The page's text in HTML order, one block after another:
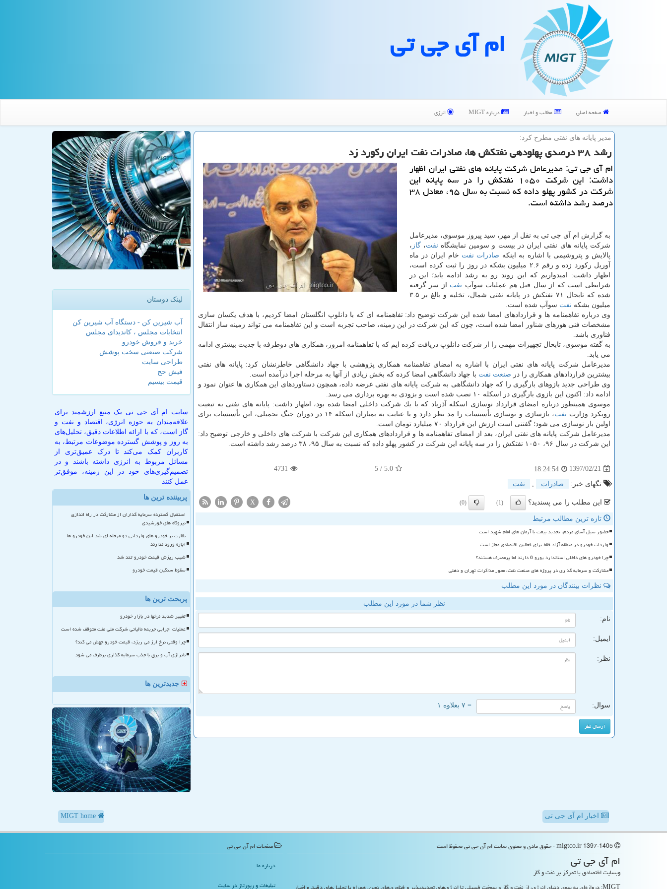
ام آی جی تی
صفحه اصلی مطالب و اخبار درباره MIGT انرژی
مدیر پایانه های نفتی مطرح كرد:
رشد ۳۸ درصدی پهلودهی نفتكش ها، صادرات نفت ایران ركورد زد
ام آی جی تی: مدیرعامل شركت پایانه های نفتی ایران اظهار
داشت: این شركت ۱۰۵۰ نفتكش را در سه پایانه این
شركت در كشور پهلو داده كه نسبت به سال ۹۵، معادل ۳۸
درصد رشد داشته است.
به گزارش ام آی جی تی به نقل از مهر، سید پیروز موسوی، مدیرعامل
شركت پایانه های نفتی ایران در بیست و سومین نمایشگاه نفت،گاز ،
پالایش و پتروشیمی با اشاره به اینكه صادرات نفت خام ایران در ماه
آوریل ركورد زده و رقم ۲.۶ میلیون بشكه در روز را ثبت كرده است،
اظهار داشت: امیدواریم كه این روند رو به رشد ادامه یابد؛ این در
شرایطی است كه از سال قبل هم عملیات سوآپ نفت از سر گرفته
شده كه تابحال ۷۱ نفتكش در پایانه نفتی شمال، تخلیه و بالغ بر ۳.۵
میلیون بشكه نفت سوآپ شده است.
وی درباره تفاهمنامه ها و قراردادهای امضا شده این شركت توضیح داد: تفاهمنامه ای كه با دانلوپ انگلستان امضا كردیم، با هدف یكسان سازی
مشخصات فنی هوزهای شناور امضا شده است، چون كه این شركت در این زمینه، صاحب تجربه است و این تفاهمنامه می تواند زمینه ساز انتقال
فناوری باشد.
به گفته موسوی، تابحال تجهیزات مهمی را از شركت دانلوپ دریافت كرده ایم كه با تفاهمنامه امروز، همكاری های دوطرفه با جدیت بیشتری ادامه
می یابد.
مدیرعامل شركت پایانه های نفتی ایران با اشاره به امضای تفاهمنامه همكاری پژوهشی با جهاد دانشگاهی خاطرنشان كرد: پایانه های نفتی
بیشترین قراردادهای همكاری را در صنعت نفت با جهاد دانشگاهی امضا كرده كه بخش زیادی از آنها به مرحله اجرا درآمده است.
وی طراحی جدید بازوهای بارگیری را كه جهاد دانشگاهی به شركت پایانه های نفتی عرضه داده، همچون دستاوردهای این همكاری ها عنوان نمود و
ادامه داد: اكنون این بازوی بارگیری در اسكله ۱۰ نصب شده است و بزودی به بهره برداری می رسد.
موسوی همینطور درباره امضای قرارداد نوسازی اسكله آذرپاد كه با یك شركت داخلی امضا شده بود، اظهار داشت: پایانه های نفتی به تبعیت
رویكرد وزارت نفت
، بازسازی و نوسازی تأسیسات را مد نظر دارد و با عنایت به بمباران اسكله ۱۴ در دوران جنگ تحمیلی، این تأسیسات برای
اولین بار نوسازی می شود؛ گفتنی است ارزش این قرارداد ۷۰ میلیارد تومان است.
مدیرعامل شركت پایانه های نفتی ایران، بعد از امضای تفاهمنامه ها و قراردادهای همكاری این شركت با شركت های داخلی و خارجی توضیح داد:
این شركت در سال ۹۶، ۱۰۵۰ نفتكش را در سه پایانه این شركت در كشور پهلو داده كه نسبت به سال ۹۵، ۳۸ درصد رشد داشته است.
1397/02/21
18:24:54
5.0
/ 5
4731
تگهای خبر: صادرات نفت
این مطلب را می پسندید؟ (1)
(0)
X
تازه ترین مطالب مرتبط
حضور سیل آسای مردم، تجدید بیعت با آرمان های امام شهید است
واردات خودرو در منطقه آزاد فقط برای فعالین اقتصادی مجاز است
چرا خودرو های داخلی استاندارد یورو 6 دارند اما پرمصرف هستند؟
مشارکت و سرمایه گذاری در پروژه های صنعت نفت، محور مذاکرات تهران و دهلی
نظرات بینندگان در مورد این مطلب
نظر شما در مورد این مطلب
نام:
ایمیل:
نظر:
سوال: = ۷ بعلاوه ۱
لینک دوستان
آب شیرین کن - دستگاه آب شیرین کن
انتخابات مجلس ، کاندیدای مجلس
خرید و فروش خودرو
شرکت صنعتی سخت پوشش
طراحی سایت
فیش حج
قیمت بیسیم
سایت ام آی جی تی یک منبع ارزشمند برای
علاقه‌مندان به حوزه انرژی، اقتصاد و نفت و
گاز است، که با ارائه اطلاعات دقیق، تحلیل‌های
به روز و پوشش گسترده موضوعات مرتبط، به
کاربران کمک می‌کند تا درک عمیق‌تری از
مسائل مربوط به انرژی داشته باشند و در
تصمیم‌گیری‌های خود در این زمینه، موفق‌تر
عمل کنند
پربیننده ترین ها
استقبال گسترده سرمایه گذاران از مشارکت در راه اندازی
نیروگاه های خورشیدی
نظارت بر خودرو های وارداتی دو مرحله ای شد این خودرو ها
اجازه ورود ندارند
شیب ریزش قیمت خودرو تند شد
سقوط سنگین قیمت خودرو
پربحث ترین ها
تغییر شدید نرخها در بازار خودرو
عملیات اجرایی جریمه مالیاتی شرکت ملی نفت متوقف شده است
چرا وقتی نرخ ارز می ریزد، قیمت خودرو جهش می کند؟
ناترازی آب و برق با جذب سرمایه گذاری برطرف می شود
جدیدترین ها
اخبار ام آی جی تی
ام آی جی تی
وبسایت اقتصادی با تمرکز بر نفت و گاز
صفحات ام آی جی تی
درباره ما
تبلیغات و رپورتاژ در سایت